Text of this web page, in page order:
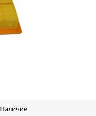
Наличие